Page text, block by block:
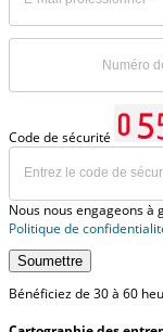
Code de sécurité
Nous nous engageons à
Politique de
Soumettre
Bénéficiez de 30 à 60